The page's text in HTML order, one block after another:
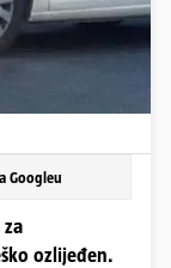
Googleu
za
ozlijeđen.